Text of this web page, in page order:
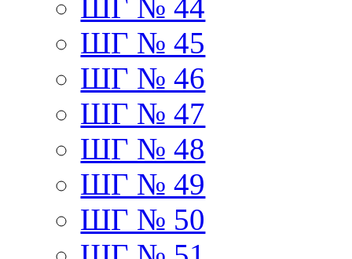
ШГ № 44
ШГ № 45
ШГ № 46
ШГ № 47
ШГ № 48
ШГ № 49
ШГ № 50